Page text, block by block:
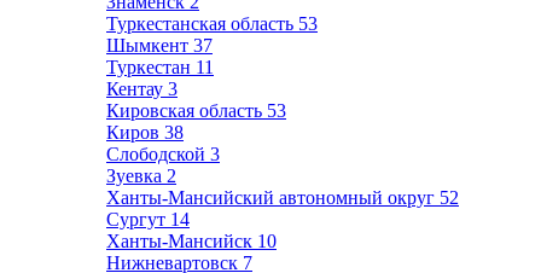
Туркестанская область 53
Шымкент 37
Туркестан 11
Кентау 3
Кировская область 53
Киров 38
Слободской 3
Зуевка 2
Ханты-Мансийский автономный округ 52
Сургут 14
Ханты-Мансийск 10
Нижневартовск 7